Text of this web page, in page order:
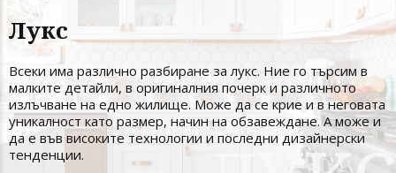
Лукс
Всеки има различно разбиране за лукс. Ние го търсим в
малките детайли, в оригиналния почерк и различното
излъчване на едно жилище. Може да се крие и в неговата
уникалност като размер, начин на обзавеждане. А може и
да е във високите технологии и последни дизайнерски
тенденции.